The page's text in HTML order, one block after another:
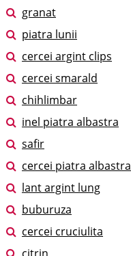
granat
piatra lunii
cercei argint clips
cercei smarald
chihlimbar
inel piatra albastra
safir
cercei piatra albastra
lant argint lung
buburuza
cercei cruciulita